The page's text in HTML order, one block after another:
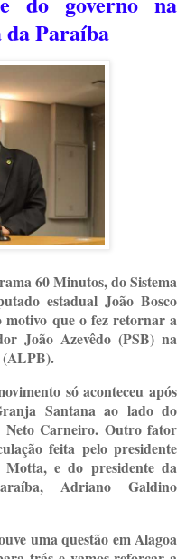
da Paraíba
60 Minutos, do Sistema
estadual João Bosco
motivo que o fez retornar a
João Azevêdo (PSB) na
(ALPB).
só aconteceu após
Santana ao lado do
Neto Carneiro. Outro fator
feita pelo presidente
Motta, e do presidente da
Adriano Galdino
uma questão em Alagoa